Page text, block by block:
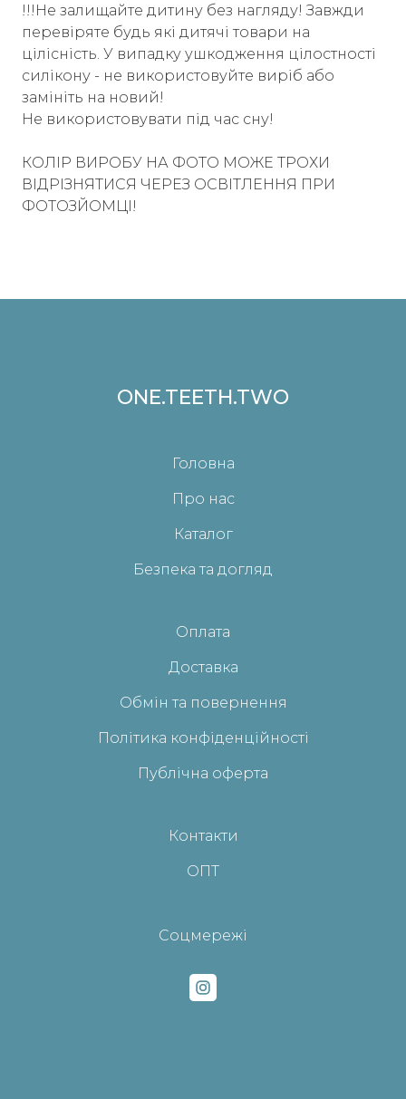
!!!Не залищайте дитину без нагляду! Завжди
перевіряте будь які дитячі товари на
цілісність. У випадку ушкодження цілостності
силікону - не використовуйте виріб або
замініть на новий!
Не використовувати під час сну!
КОЛІР ВИРОБУ НА ФОТО МОЖЕ ТРОХИ
ВІДРІЗНЯТИСЯ ЧЕРЕЗ ОСВІТЛЕННЯ ПРИ
ФОТОЗЙОМЦІ!
ONE.TEETH.TWO
Головна
Про нас
Каталог
Безпека та догляд
Оплата
Доставка
Обмін та повернення
Політика конфіденційності
Публічна оферта
Контакти
ОПТ
Соцмережі